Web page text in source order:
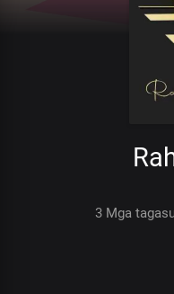
3 Mga